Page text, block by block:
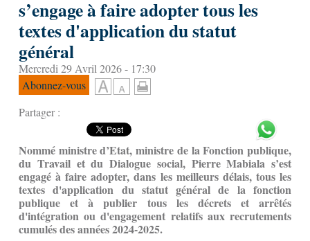
s’engage à faire adopter tous les
textes d'application du statut
général
Mercredi 29 Avril 2026 - 17:30
Abonnez-vous
Partager :
Nommé ministre d’Etat, ministre de la Fonction publique,
du Travail et du Dialogue social, Pierre Mabiala s’est
engagé à faire adopter, dans les meilleurs délais, tous les
textes d'application du statut général de la fonction
publique et à publier
tous les décrets et arrêtés
d'intégration ou d'engagement relatifs aux recrutements
cumulés des années 2024-2025.